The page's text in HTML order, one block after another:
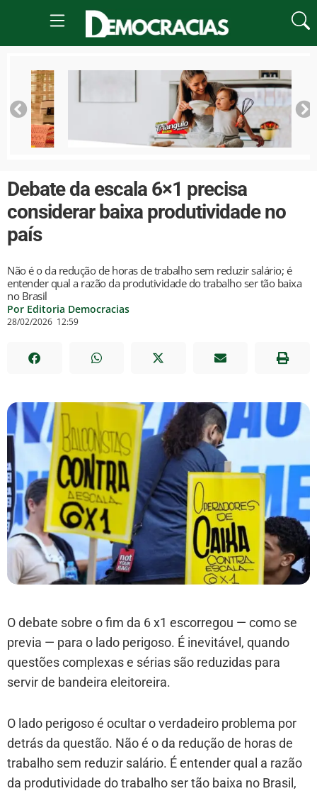
Debate da escala 6×1 precisa
considerar baixa produtividade no
país
Não é o da redução de horas de trabalho sem reduzir salário; é
entender qual a razão da produtividade do trabalho ser tão baixa
no Brasil
Por Editoria Democracias
28/02/2026 12:59
O debate sobre o fim da 6 x1 escorregou — como se
previa — para o lado perigoso. É inevitável, quando
questões complexas e sérias são reduzidas para
servir de bandeira eleitoreira.
O lado perigoso é ocultar o verdadeiro problema por
detrás da questão. Não é o da redução de horas de
trabalho sem reduzir salário. É entender qual a razão
da produtividade do trabalho ser tão baixa no Brasil,